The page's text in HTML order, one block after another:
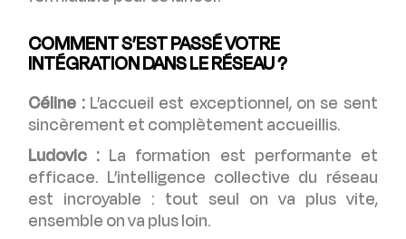
COMMENT S’EST PASSÉ VOTRE
INTÉGRATION DANS LE RÉSEAU ?
Céline :L’accueil est exceptionnel, on se sent
sincèrement et complètement accueillis.
Ludovic : La formation est performante et
efficace. L’intelligence collective du réseau
est incroyable : tout seul on va plus vite,
ensemble on va plus loin.